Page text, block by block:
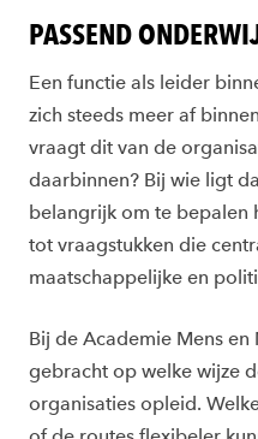
PASSEND
Een functie als leider
zich steeds meer af
vraagt dit van de
daarbinnen? Bij wie ligt
belangrijk om te bepalen
tot vraagstukken die
maatschappelijke en
Bij de Academie Mens
gebracht op welke wijze
organisaties opleid.